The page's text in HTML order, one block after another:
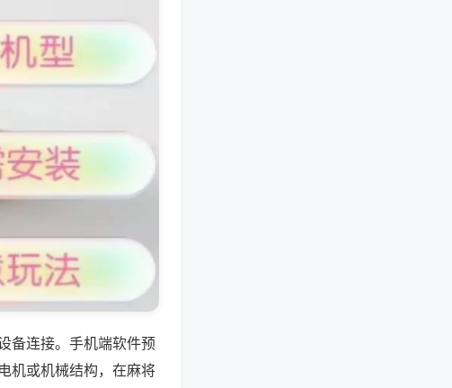
备连接。手机端软件预
机或机械结构，在麻将